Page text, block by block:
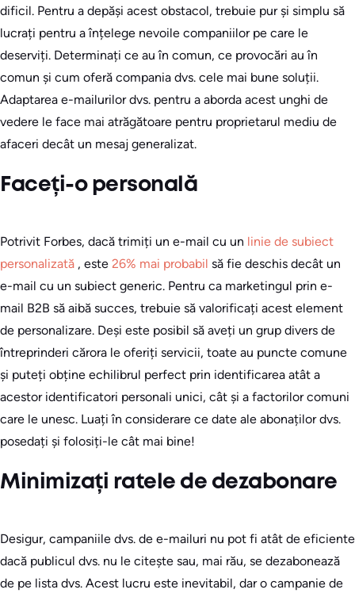
dificil. Pentru a depăși acest obstacol, trebuie pur și simplu să
lucrați pentru a înțelege nevoile companiilor pe care le
deserviți. Determinați ce au în comun, ce provocări au în
comun și cum oferă compania dvs. cele mai bune soluții.
Adaptarea e-mailurilor dvs. pentru a aborda acest unghi de
vedere le face mai atrăgătoare pentru proprietarul mediu de
afaceri decât un mesaj generalizat.
Faceți-o personală
Potrivit Forbes, dacă trimiți un e-mail cu un linie de subiect
personalizată , este 26% mai probabil să fie deschis decât un
e-mail cu un subiect generic. Pentru ca marketingul prin e-
mail B2B să aibă succes, trebuie să valorificați acest element
de personalizare. Deși este posibil să aveți un grup divers de
întreprinderi cărora le oferiți servicii, toate au puncte comune
și puteți obține echilibrul perfect prin identificarea atât a
acestor identificatori personali unici, cât și a factorilor comuni
care le unesc. Luați în considerare ce date ale abonaților dvs.
posedați și folosiți-le cât mai bine!
Minimizați ratele de dezabonare
Desigur, campaniile dvs. de e-mailuri nu pot fi atât de eficiente
dacă publicul dvs. nu le citește sau, mai rău, se dezabonează
de pe lista dvs. Acest lucru este inevitabil, dar o campanie de